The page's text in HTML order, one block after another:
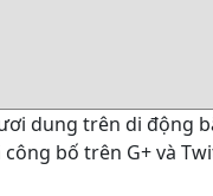
dung trên di động
bố trên G+ và